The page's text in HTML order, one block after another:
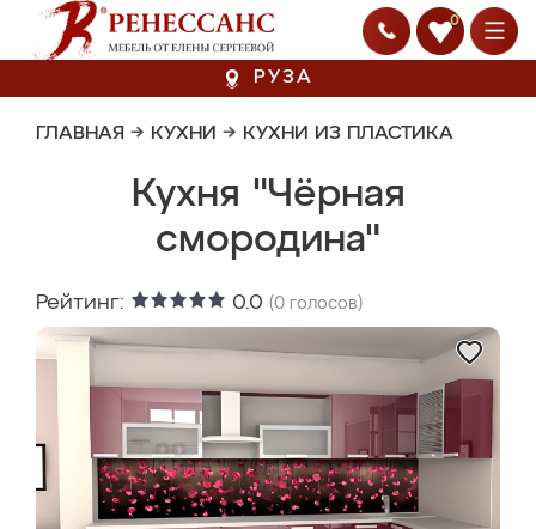
0
РУЗА
ГЛАВНАЯ → КУХНИ → КУХНИ ИЗ ПЛАСТИКА
Кухня "Чёрная
смородина"
Рейтинг: 0.0 (0 голосов)